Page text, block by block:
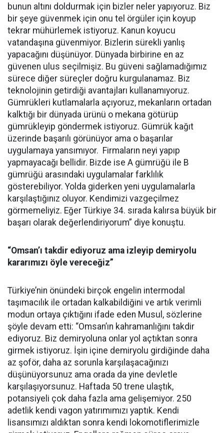
bunun altını doldurmak için bizler neler yapıyoruz. Biz
bir şeye güvenmek için onu tel örgüler için koyup
tekrar mühürlemek istiyoruz. Kanun koyucu
vatandaşına güvenmiyor. Bizlerin sürekli yanlış
yapacağını düşünüyor. Dünyada birbirine en az
güvenen ulus seçilmişiz. Bu güveni sağlamadığımız
sürece diğer süreçler doğru kurgulanamaz. Biz
teknolojinin getirdiği avantajları kullanamıyoruz.
Gümrükleri kutlamalarla açıyoruz, mekanların ortadan
kalktığı bir dünyada ürünü o mekana götürüp
gümrükleyip göndermek istiyoruz. Gümrük kağıt
üzerinde başarılı görünüyor ama o başarılar
uygulamaya yansımıyor. Firmaların neyi yapıp
yapmayacağı bellidir. Bizde ise A gümrüğü ile B
gümrüğü arasındaki uygulamalar farklılık
gösterebiliyor. Yolda giderken yeni uygulamalarla
karşılaştığınız oluyor. Kendimizi vazgeçilmez
görmemeliyiz. Eğer Türkiye 34. sırada kalırsa büyük bir
başarı olarak değerlendiriyorum” diye konuştu.
“Omsan’ı takdir ediyoruz ama izleyip demiryolu
kararımızı öyle vereceğiz”
Türkiye’nin önündeki birçok engelin intermodal
taşımacılık ile ortadan kalkabildiğini ve artık verimli
modun ortaya çıktığını ifade eden Musul, sözlerine
şöyle devam etti: “Omsan’ın kahramanlığını takdir
ediyoruz. Biz demiryoluna onlar yol açtıktan sonra
girmek istiyoruz. İşin içine demiryolu girdiğinde daha
az şoför, daha az sorunla karşılaşacağınızı
düşünüyorsunuz ama orada da yine devletle
karşılaşıyorsunuz. Haftada 50 trene ulaştık,
potansiyeli çok daha fazla ama gelişemiyor. 250
adetlik kendi vagon yatırımımızı yaptık. Kendi
lisansımızı aldıktan sonra kendi lokomotiflerimizle